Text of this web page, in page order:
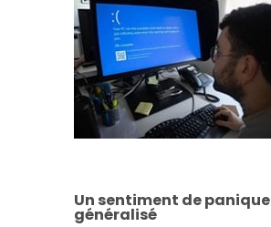
Un sentiment de panique
généralisé